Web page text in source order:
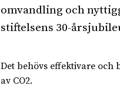
omvandling och
stiftelsens 30-
Det behövs effektivare
av CO2.